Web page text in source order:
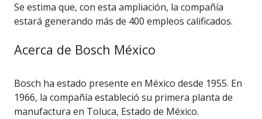
Se estima que, con esta ampliación, la compañía
estará generando más de 400 empleos calificados.
Acerca de Bosch México
Bosch ha estado presente en México desde 1955. En
1966, la compañía estableció su primera planta de
manufactura en Toluca, Estado de México.